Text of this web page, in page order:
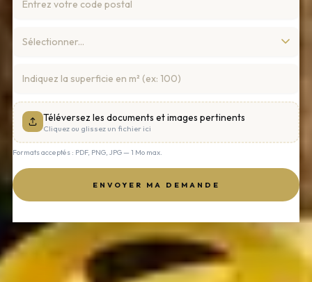
Téléversez les documents et images pertinents
Cliquez ou glissez un fichier ici
Formats acceptés : PDF, PNG, JPG — 1 Mo max.
ENVOYER MA DEMANDE